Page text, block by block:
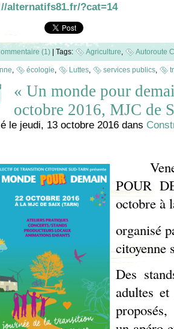
alternatifs81.fr/?cat=14
(1) | Tags: Agriculture Autoroute
écologie Luttes services publics
« Un monde pour
octobre 2016, MJC de
le jeudi, 13 octobre 2016 dans
POUR
octobre
organisé
citoyenne
Des
adultes